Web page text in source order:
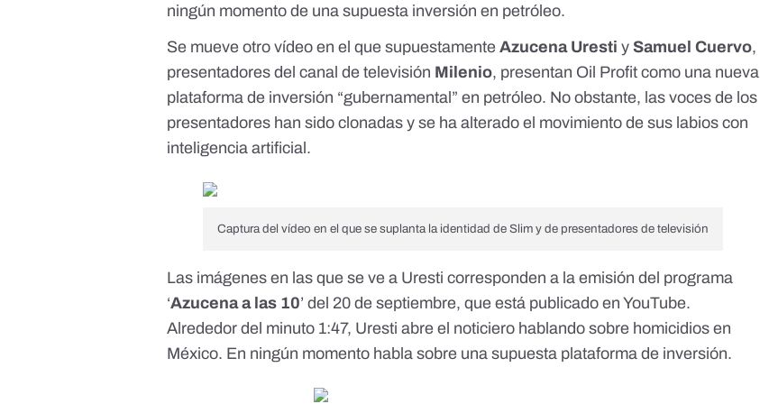
ningún momento de una supuesta inversión en petróleo.
Se mueveotro vídeo en el que supuestamente Azucena Uresti ySamuel Cuervo,
presentadores del canal de televisión Milenio, presentan Oil Profit como una nueva
plataforma de inversión “gubernamental” en petróleo. No obstante, las voces de los
presentadores han sido clonadas y se ha alterado el movimiento de sus labios con
inteligencia artificial .
Captura del vídeo en el que se suplanta la identidad de Slim y de presentadores de televisión
Las imágenes en las que se ve a Uresti corresponden a la emisión del programa
‘Azucena a las 10’ del 20 de septiembre, que está publicado en YouTube.
Alrededor del minuto 1:47, Uresti abre el noticiero hablando sobre homicidios en
México. En ningún momento habla sobre una supuesta plataforma de inversión.